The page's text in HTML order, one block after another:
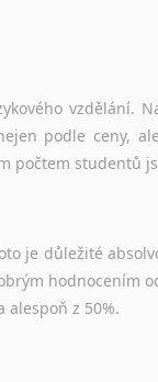
vzdělání.
podle ceny,
počtem studentů
je důležité
hodnocením
alespoň z 50%.